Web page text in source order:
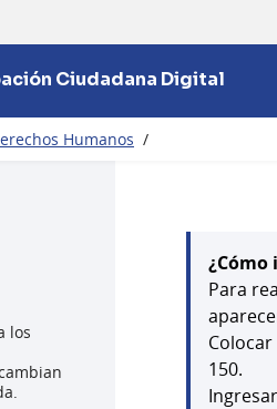
Ciudadana Digital
Humanos /
los
¿Cómo
Para
150.